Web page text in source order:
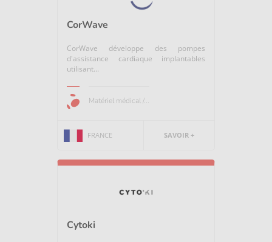
CorWave
CorWave développe des pompes
d'assistance cardiaque implantables
utilisant...
Matériel médical /...
FRANCE SAVOIR +
Cytoki